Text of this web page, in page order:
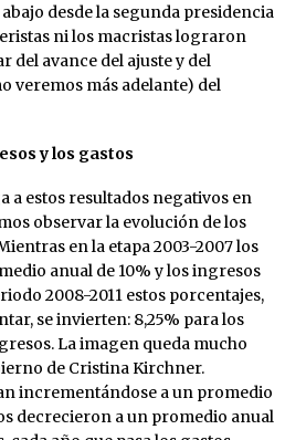
desde la segunda presidencia
ni los macristas lograron
del avance del ajuste y del
veremos más adelante) del
y los gastos
a estos resultados negativos en
observar la evolución de los
en la etapa 2003-2007 los
anual de 10% y los ingresos
2008-2011 estos porcentajes,
se invierten: 8,25% para los
La imagen queda mucho
de Cristina Kirchner.
incrementándose a un promedio
decrecieron a un promedio anual